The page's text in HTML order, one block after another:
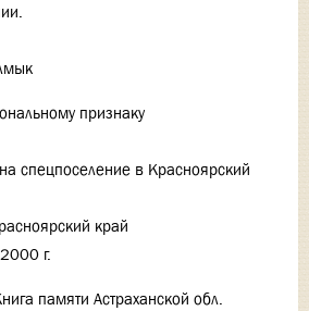
признаку
спецпоселение в Красноярский
край
2000 г.
памяти Астраханской обл.